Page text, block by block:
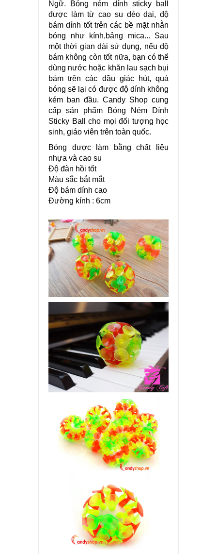
Ngữ. Bóng ném dính sticky ball
được làm từ cao su dẻo dai, độ
bám dính tốt trên các bề mặt nhẵn
bóng như kính,bảng mica... Sau
một thời gian dài sử dụng, nếu độ
bám không còn tốt nữa, bạn có thể
dùng nước hoặc khăn lau sạch bụi
bám trên các đầu giác hút, quả
bóng sẽ lại có được độ dính không
kém ban đầu. Candy Shop cung
cấp sản phẩm Bóng Ném Dính
Sticky Ball cho mọi đối tượng học
sinh, giáo viên trên toàn quốc.
Bóng được làm bằng chất liệu
nhựa và cao su
Độ đàn hồi tốt
Màu sắc bắt mắt
Độ bám dính cao
Đường kính : 6cm